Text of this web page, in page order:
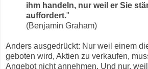
ihm handeln, nur weil er Sie
auffordert."
(Benjamin Graham)
Anders ausgedrückt: Nur weil einem
geboten wird, Aktien zu verkaufen,
Angebot nicht annehmen. Und nur,